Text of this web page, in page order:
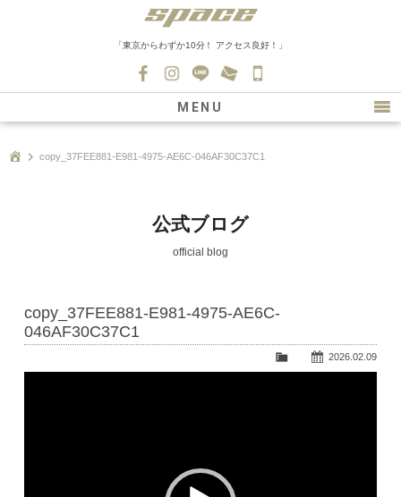
「東京からわずか10分！ アクセス良好！」
0139
MENU
新車情報
在庫車情報
ファクトリー
copy_37FEE881-E981-4975-AE6C-046AF30C37C1
公式ブログ
official blog
copy_37FEE881-E981-4975-AE6C-
046AF30C37C1
2026.02.09